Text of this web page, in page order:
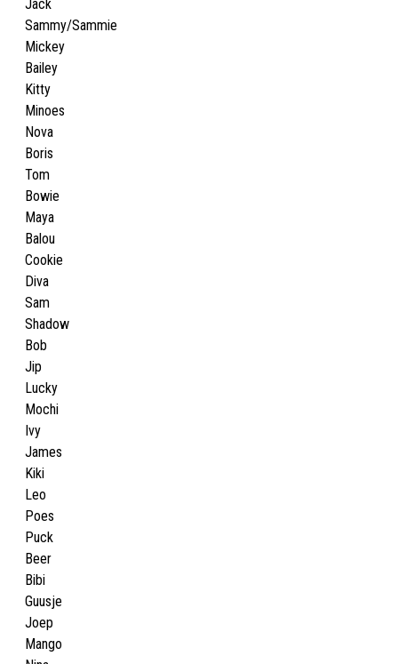
Jack
Sammy/Sammie
Mickey
Bailey
Kitty
Minoes
Nova
Boris
Tom
Bowie
Maya
Balou
Cookie
Diva
Sam
Shadow
Bob
Jip
Lucky
Mochi
Ivy
James
Kiki
Leo
Poes
Puck
Beer
Bibi
Guusje
Joep
Mango